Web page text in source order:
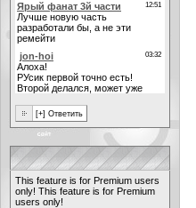
This feature is for Premium users
only! This feature is for Premium
users only!